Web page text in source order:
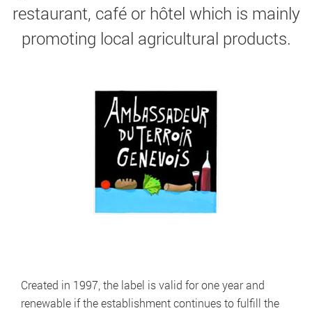
restaurant, café or hôtel which is mainly
promoting local agricultural products.
Created in 1997, the label is valid for one year and
renewable if the establishment continues to fulfill the